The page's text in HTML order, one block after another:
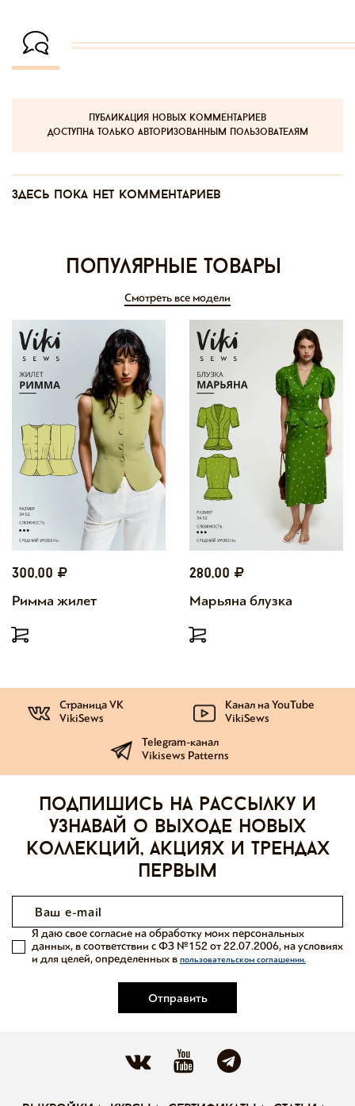
публикация новых комментариев
доступна только авторизованным пользователям
Здесь пока нет комментариев
Популярные товары
Смотреть все модели
300,00
Римма жилет
280,00
Марьяна блузка
Страница VK
VikiSews
Канал на YouTube
VikiSews
Telegram-канал
Vikisews Patterns
Подпишись на рассылку и
узнавай о выходе новых
коллекций, акциях и трендах
первым
Отправить
Я даю свое согласие на обработку моих персональных
данных, в соответствии с ФЗ №152 от 22.07.2006, на условиях
и для целей, определенных в пользовательском соглашении.